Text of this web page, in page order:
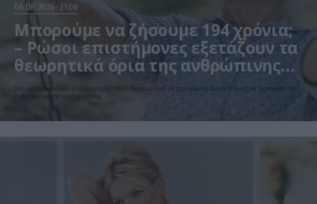
06.08.2026 21:06
Μπορούμε να ζήσουμε 194 χρόνια;
– Ρώσοι επιστήμονες εξετάζουν τα
θεωρητικά όρια της ανθρώπινης
ζωής
Νέο μαθηματικό μοντέλο υπολογίζει πόσο θα μπορούσε να επεκταθεί η διάρκεια ζωής αν περιορίζονταν
οι βασικοί μηχανισμοί γήρανσης